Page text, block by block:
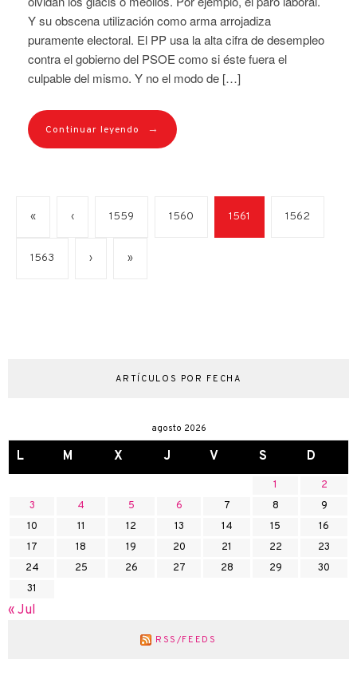
Y su obscena utilización como arma arrojadiza
puramente electoral. El PP usa la alta cifra de desempleo
contra el gobierno del PSOE como si éste fuera el
culpable del mismo. Y no el modo de […]
Continuar leyendo →
« ‹ 1559 1560 1561 1562
1563 › »
ARTÍCULOS POR FECHA
agosto 2026
L M X J V S D
1
2
3
4 5 6 7 8
9
10
11 12 13 14 15
16
17
18 19 20 21 22
23
24
25 26 27 28 29
30
31
« Jul
RSS/FEEDS